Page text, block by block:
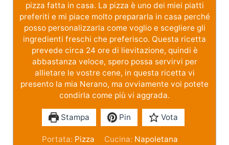
pizza fatta in casa. La pizza è uno dei miei piatti
preferiti e mi piace molto prepararla in casa perché
posso personalizzarla come voglio e scegliere gli
ingredienti freschi che preferisco. Questa ricetta
prevede circa 24 ore di lievitazione, quindi è
abbastanza veloce, spero possa servirvi per
allietare le vostre cene, in questa ricetta vi
presento la mia Nerano, ma ovviamente voi potete
condirla come più vi aggrada.
Stampa Pin Vota
Portata: Pizza Cucina: Napoletana